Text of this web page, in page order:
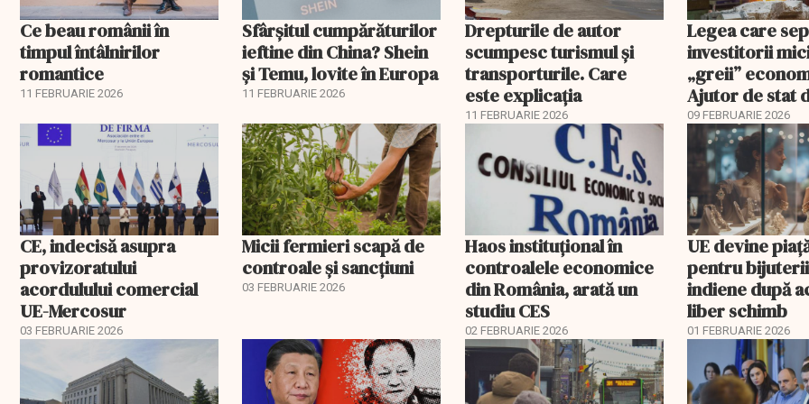
Ce beau românii în
timpul întâlnirilor
romantice
11 FEBRUARIE 2026
Sfârșitul cumpărăturilor
ieftine din China? Shein
și Temu, lovite în Europa
11 FEBRUARIE 2026
Drepturile de autor
scumpesc turismul și
transporturile. Care
este explicația
11 FEBRUARIE 2026
Legea care
investitorii
„greii”
Ajutor de stat
pentru
gigantice
09 FEBRUARIE 2026
CE, indecisă asupra
provizoratului
acordulului comercial
UE-Mercosur
03 FEBRUARIE 2026
Micii fermieri scapă de
controale și sancțiuni
03 FEBRUARIE 2026
Haos instituțional în
controalele economice
din România, arată un
studiu CES
02 FEBRUARIE 2026
UE devine
pentru
indiene după
liber schimb
01 FEBRUARIE 2026